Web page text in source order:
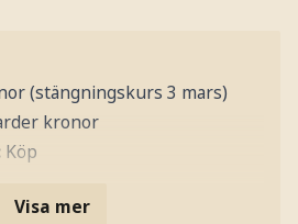
(stängningskurs 3 mars)
kronor
Köp
Visa mer